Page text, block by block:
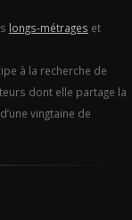
longs-métrages et
à la recherche de
dont elle partage la
vingtaine de